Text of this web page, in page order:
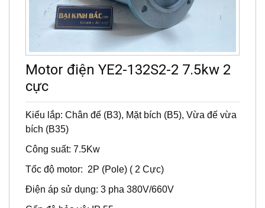
Motor điện YE2-132S2-2 7.5kw 2
cực
Kiểu lắp: Chân đế (B3), Mặt bích (B5), Vừa đế vừa
bích (B35)
Công suất: 7.5
Tốc độ motor: 2P (Pole) ( 2 Cực)
Điện áp sử dụng: 3 pha 380V/660V
Cấp độ bảo vệ: IP 55